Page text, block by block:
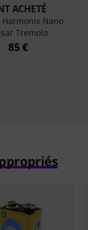
ACHETÉ
Harmonix Nano
Tremolo
85 €